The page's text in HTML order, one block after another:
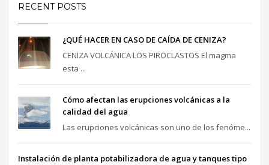
RECENT POSTS
¿QUÉ HACER EN CASO DE CAÍDA DE CENIZA?
CENIZA VOLCÁNICA LOS PIROCLASTOS El magma
esta ...
Cómo afectan las erupciones volcánicas a la
calidad del agua
Las erupciones volcánicas son uno de los fenóme...
Instalación de planta potabilizadora de agua y tanques tipo